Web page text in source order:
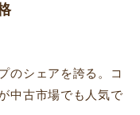
のシェアを誇る。コ
中古市場でも人気で